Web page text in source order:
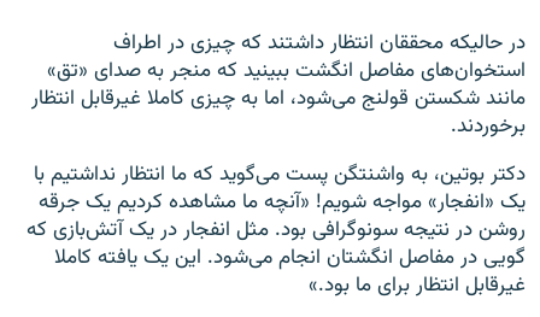
در حالیکه محققان انتظار داشتند که چیزی در اطراف
استخوان‌های مفاصل انگشت ببینید که منجر به صدای «تق»
مانند شکستن قولنج می‌شود، اما به چیزی کاملا غیرقابل انتظار
برخوردند.
دکتر بوتین، به واشنتگن پست می‌گوید که ما انتظار نداشتیم با
یک «انفجار» مواجه شویم! «آنچه ما مشاهده کردیم یک جرقه
روشن در نتیجه سونوگرافی بود. مثل انفجار در یک آتش‌بازی که
گویی در مفاصل انگشتان انجام می‌شود. این یک یافته کاملا
غیرقابل انتظار برای ما بود.»